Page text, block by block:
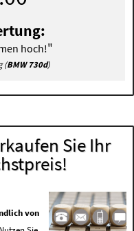
hoch!"
(BMW 730d)
Sie Ihr
von